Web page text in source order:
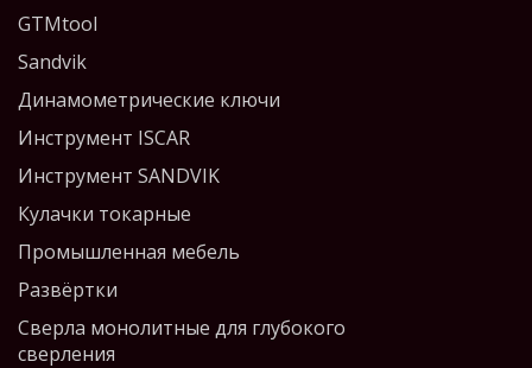
GTMtool
Sandvik
Динамометрические ключи
Инструмент ISCAR
Инструмент SANDVIK
Кулачки токарные
Промышленная мебель
Развёртки
Сверла монолитные для глубокого
сверления